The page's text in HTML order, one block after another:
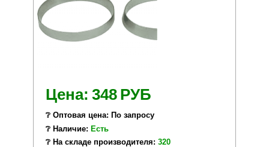
Цена: 348 РУБ
❔ Оптовая цена: По запросу
❔ Наличие: Есть
❔ На складе производителя: 320